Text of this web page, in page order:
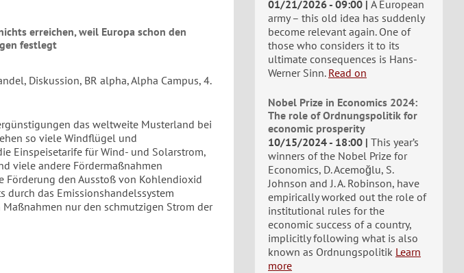
erreichen, weil Europa schon den
festlegt
Diskussion, BR alpha, Alpha Campus, 4.
das weltweite Musterland bei
so viele Windflügel und
Einspeisetarife für Wind- und Solarstrom,
viele andere Fördermaßnahmen
Förderung den Ausstoß von Kohlendioxid
durch das Emissionshandelssystem
nur den schmutzigen Strom der
01/21/2026 - 09:00 A European
army – this old idea has suddenly
become relevant again. One of
those who considers it to its
ultimate consequences is Hans-
Werner Sinn. Read on
Nobel Prize in Economics 2024:
The role of Ordnungspolitik for
economic prosperity
10/15/2024 - 18:00 This year’s
winners of the Nobel Prize for
Economics, D. Acemoğlu, S.
Johnson and J. A. Robinson, have
empirically worked out the role of
institutional rules for the
economic success of a country,
implicitly following what is also
known as Ordnungspolitik Learn
more